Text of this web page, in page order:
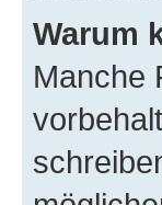
Warum
Manche